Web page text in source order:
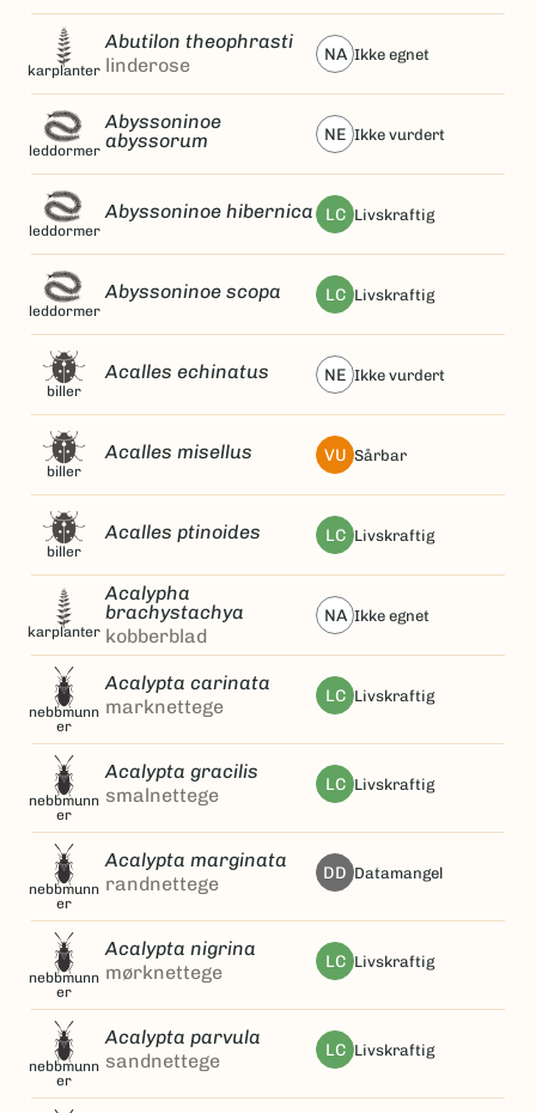
karplanter
Abutilon theophrasti
linderose
NA ikke egnet
leddormer
Abyssoninoe
abyssorum
NE ikke vurdert
leddormer
Abyssoninoe hibernica LC livskraftig
leddormer
Abyssoninoe scopa LC livskraftig
biller
Acalles echinatus NE ikke vurdert
biller
Acalles misellus VU sårbar
biller
Acalles ptinoides LC livskraftig
karplanter
Acalypha
brachystachya
kobberblad
NA ikke egnet
nebbmunn
er
Acalypta carinata
marknettege
LC livskraftig
nebbmunn
er
Acalypta gracilis
smalnettege
LC livskraftig
nebbmunn
er
Acalypta marginata
randnettege
DD datamangel
nebbmunn
er
Acalypta nigrina
mørknettege
LC livskraftig
nebbmunn
er
Acalypta parvula
sandnettege
LC livskraftig